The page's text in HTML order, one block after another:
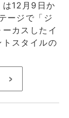
は12月9日か
ージで「ジ
カスしたイ
スタイルの
>